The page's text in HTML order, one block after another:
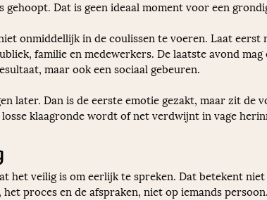
Dat is geen ideaal moment voor een
onmiddellijk in de coulissen te voeren. Laat
familie en medewerkers. De laatste avond
maar ook een sociaal gebeuren.
later. Dan is de eerste emotie gezakt, maar zit de
klaagronde wordt of net verdwijnt in vage
het veilig is om eerlijk te spreken. Dat betekent
proces en de afspraken, niet op iemands persoon.